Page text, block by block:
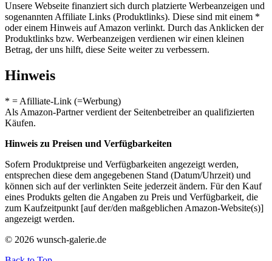
Unsere Webseite finanziert sich durch platzierte Werbeanzeigen und
sogenannten Affiliate Links (Produktlinks). Diese sind mit einem *
oder einem Hinweis auf Amazon verlinkt. Durch das Anklicken der
Produktlinks bzw. Werbeanzeigen verdienen wir einen kleinen
Betrag, der uns hilft, diese Seite weiter zu verbessern.
Hinweis
* = Afilliate-Link (=Werbung)
Als Amazon-Partner verdient der Seitenbetreiber an qualifizierten
Käufen.
Hinweis zu Preisen und Verfügbarkeiten
Sofern Produktpreise und Verfügbarkeiten angezeigt werden,
entsprechen diese dem angegebenen Stand (Datum/Uhrzeit) und
können sich auf der verlinkten Seite jederzeit ändern. Für den Kauf
eines Produkts gelten die Angaben zu Preis und Verfügbarkeit, die
zum Kaufzeitpunkt [auf der/den maßgeblichen Amazon-Website(s)]
angezeigt werden.
© 2026 wunsch-galerie.de